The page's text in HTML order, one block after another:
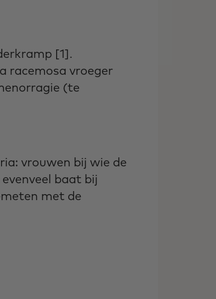
[1].
racemosa vroeger
(te
vrouwen bij wie de
baat bij
met de